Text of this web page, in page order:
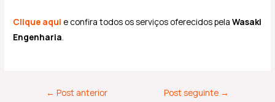
Clique aqui e confira todos os serviços oferecidos pelaWasaki
Engenharia.
← Post anterior Post seguinte →